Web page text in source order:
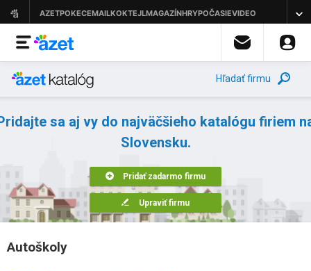
Hľadať firmu
sa aj vy do najväčšieho katalógu firiem
Slovensku.
Pridať zadarmo firmu
Upraviť firmu
Autoškoly